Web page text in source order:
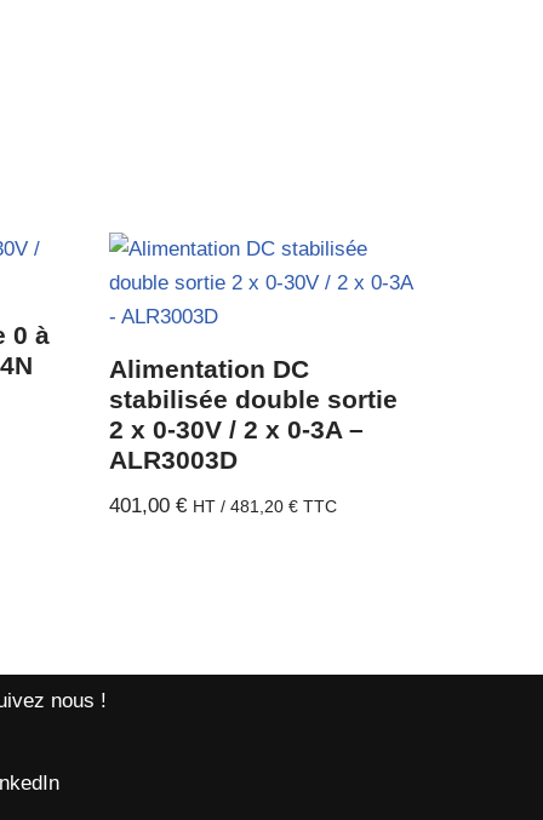
0 à
Alimentation DC
stabilisée double sortie
2 x 0-30V / 2 x 0-3A –
ALR3003D
401,00€ HT /481,20€ TTC
nous !